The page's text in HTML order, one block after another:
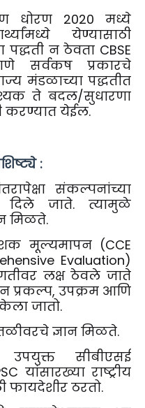
धोरण 2020 मध्ये
येण्यासाठी
पद्धती न ठेवता CBSE
सर्वकष प्रकारचे
मंडळाच्या पद्धतीत
ते बदल/सुधारणा
करण्यात येईल.
:
संकल्पनांच्या
जाते. त्यामुळे
मिळते.
मूल्यमापन (CCE
Evaluation)
लक्ष ठेवले जाते
प्रकल्प, उपक्रम आणि
जातो.
ज्ञान मिळते.
उपयुक्त सीबीएसई
यांसारख्या राष्ट्रीय
फायदेशीर ठरतो.